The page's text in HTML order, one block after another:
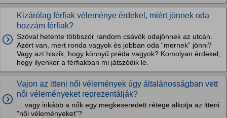
Kizárólag férfiak véleménye érdekel, miért jönnek oda
hozzám férfiak?
Szóval hetente többször random csávók odajönnek az utcán.
Azért van, mert ronda vagyok ès jobban oda “mernek” jönni?
Vagy azt hiszik, hogy könnyű préda vagyok? Komolyan érdekel,
hogy ilyenkor a férfiakban mi játszódik le.
Vajon az itteni női vélemények úgy általánosságban vett
női véleményeket reprezentálják?
... vagy inkább a nők egy megkeseredett rétege alkotja az itteni
"női véleményeket"?